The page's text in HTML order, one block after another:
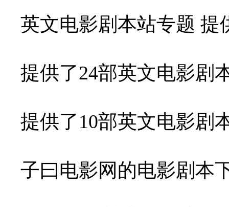
英文电影剧本站专题 提
提供了24部英文电影剧
提供了10部英文电影剧
子曰电影网的电影剧本